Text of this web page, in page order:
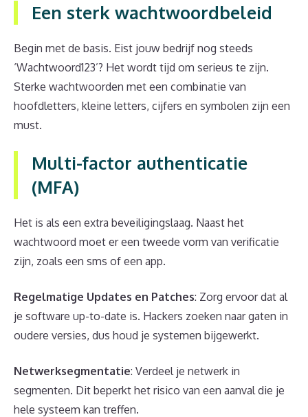
Een sterk wachtwoordbeleid
Begin met de basis. Eist jouw bedrijf nog steeds
‘Wachtwoord123’? Het wordt tijd om serieus te zijn.
Sterke wachtwoorden met een combinatie van
hoofdletters, kleine letters, cijfers en symbolen zijn een
must.
Multi-factor authenticatie
(MFA)
Het is als een extra beveiligingslaag. Naast het
wachtwoord moet er een tweede vorm van verificatie
zijn, zoals een sms of een app.
Regelmatige Updates en Patches: Zorg ervoor dat al
je software up-to-date is. Hackers zoeken naar gaten in
oudere versies, dus houd je systemen bijgewerkt.
Netwerksegmentatie: Verdeel je netwerk in
segmenten. Dit beperkt het risico van een aanval die je
hele systeem kan treffen.